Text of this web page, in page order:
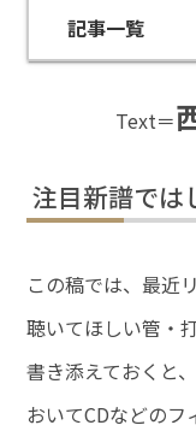
記事一覧
Text＝
注目新譜では
この稿では、最近
聴いてほしい管・
書き添えておくと
おいてCDなどのフ